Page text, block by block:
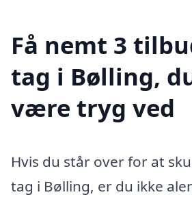
Få nemt 3
tag i Bølling,
være tryg ved
Hvis du står over for at
tag i Bølling, er du ikke